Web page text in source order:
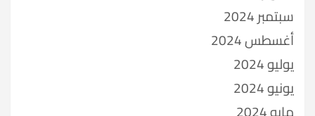
سبتمبر 2024
أغسطس 2024
يوليو 2024
يونيو 2024